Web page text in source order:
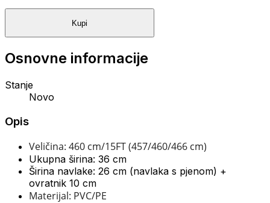
Kupi
Osnovne informacije
Stanje
Novo
Opis
Veličina: 460 cm/15FT (457/460/466 cm)
Ukupna širina: 36 cm
Širina navlake: 26 cm (navlaka s pjenom) +
ovratnik 10 cm
Materijal: PVC/PE